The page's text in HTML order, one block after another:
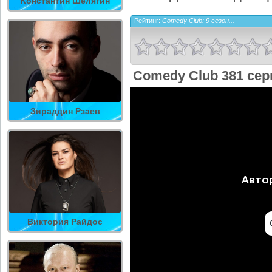
Зираддин Рзаев
Виктория Райдос
Рейтинг: Comedy Club: 9 сезон...
Comedy Club 381